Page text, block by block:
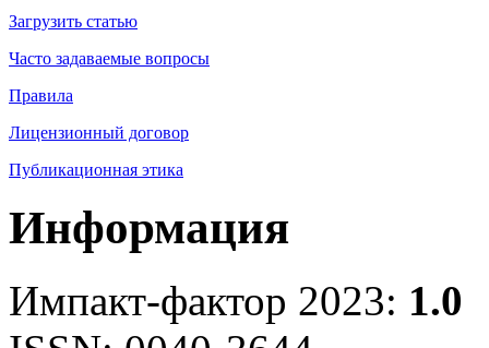
Загрузить статью
Часто задаваемые вопросы
Правила
Лицензионный договор
Публикационная этика
Информация
Импакт-фактор 2023: 1.0